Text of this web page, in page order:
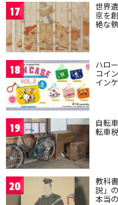
17 世界
京を
絶な
18 ハロ
コイ
イン
19 自転
転車
20 教科
説」
本当